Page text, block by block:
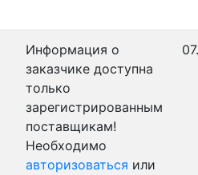
Информация о
заказчике доступна
только
зарегистрированным
поставщикам!
Необходимо
авторизоваться или